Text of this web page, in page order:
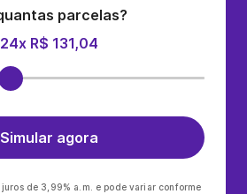
parcelas?
24x R$ 131,04
Simular agora
de 3,99% a.m. e pode variar conforme